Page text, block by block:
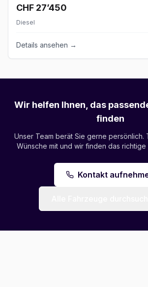
CHF 27’450
Diesel
Details ansehen →
Wir helfen Ihnen, das
finden
Unser Team berät Sie gerne persönlich.
Wünsche mit und wir finden das richtige
Kontakt